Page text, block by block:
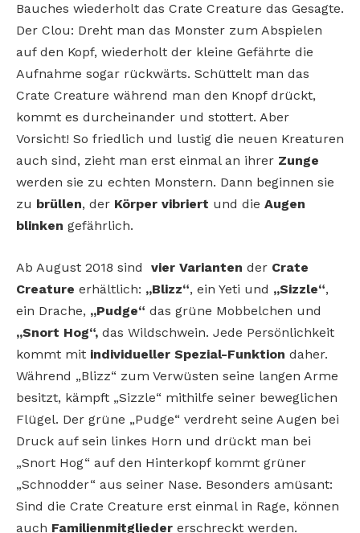
Bauches wiederholt das Crate Creature das Gesagte.
Der Clou: Dreht man das Monster zum Abspielen
auf den Kopf, wiederholt der kleine Gefährte die
Aufnahme sogar rückwärts. Schüttelt man das
Crate Creature während man den Knopf drückt,
kommt es durcheinander und stottert. Aber
Vorsicht! So friedlich und lustig die neuen Kreaturen
auch sind, zieht man erst einmal an ihrer Zunge
werden sie zu echten Monstern. Dann beginnen sie
zu brüllen, der Körper vibriert und die Augen
blinken gefährlich.
Ab August 2018 sind vier Varianten der Crate
Creature erhältlich: „Blizz“, ein Yeti und „Sizzle“,
ein Drache, „Pudge“ das grüne Mobbelchen und
„Snort Hog“, das Wildschwein. Jede Persönlichkeit
kommt mit individueller Spezial-Funktion daher.
Während „Blizz“ zum Verwüsten seine langen Arme
besitzt, kämpft „Sizzle“ mithilfe seiner beweglichen
Flügel. Der grüne „Pudge“ verdreht seine Augen bei
Druck auf sein linkes Horn und drückt man bei
„Snort Hog“ auf den Hinterkopf kommt grüner
„Schnodder“ aus seiner Nase. Besonders amüsant:
Sind die Crate Creature erst einmal in Rage, können
auch Familienmitglieder erschreckt werden.